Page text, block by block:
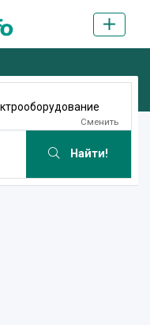
Сменить
Найти!